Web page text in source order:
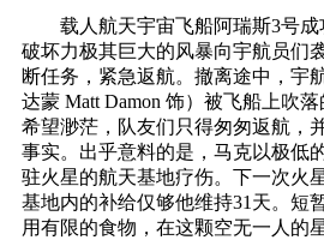
载人航天宇宙飞船阿瑞斯3号成
破坏力极其巨大的风暴向宇航员们
断任务，紧急返航。撤离途中，宇
达蒙 Matt Damon 饰）被飞船上吹
希望渺茫，队友们只得匆匆返航，
事实。出乎意料的是，马克以极低
驻火星的航天基地疗伤。下一次火
基地内的补给仅够他维持31天。短
用有限的食物，在这颗空无一人的